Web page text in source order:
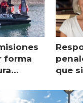
forma
que
visión